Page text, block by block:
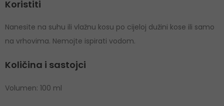
Koristiti
Nanesite na suhu ili vlažnu kosu po cijeloj dužini kose ili samo
na vrhovima. Nemojte ispirati vodom.
Količina i sastojci
Volumen: 100 ml